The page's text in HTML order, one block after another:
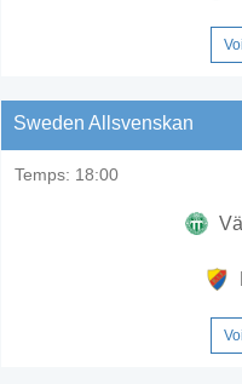
Sweden Allsvenskan
Temps: 18:00